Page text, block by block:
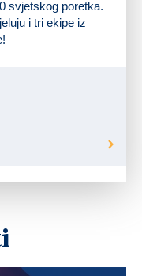
svjetskog poretka.
i tri ekipe iz